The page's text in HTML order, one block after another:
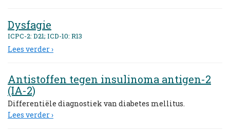
Dysfagie
ICPC-2: D21; ICD-10: R13
Lees verder ›
Antistoffen tegen insulinoma antigen-2
(IA-2)
Differentiële diagnostiek van diabetes mellitus.
Lees verder ›